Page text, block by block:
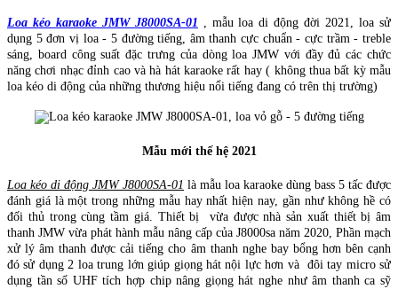
Loa kéo karaoke JMW J8000SA-01 , mẫu loa di động đời 2021, loa sử
dụng 5 đơn vị loa - 5 đường tiếng, âm thanh cực chuẩn - cực trầm - treble
sáng, board công suất đặc trưng của dòng loa JMW với đầy đủ các chức
năng chơi nhạc đỉnh cao và hà hát karaoke rất hay ( không thua bất kỳ mẫu
loa kéo di động của những thương hiệu nổi tiếng đang có trên thị trường)
Mẫu mới thế hệ 2021
Loa kéo di động JMW J8000SA-01 là mẫu loa karaoke dùng bass 5 tấc được
đánh giá là một trong những mẫu hay nhất hiện nay, gần như không hề có
đối thủ trong cùng tầm giá. Thiết bị vừa được nhà sản xuất thiết bị âm
thanh JMW vừa phát hành mẫu nâng cấp của J8000sa năm 2020, Phần mạch
xử lý âm thanh được cải tiếng cho âm thanh nghe bay bổng hơn bên cạnh
đó sử dụng 2 loa trung lớn giúp giọng hát nội lực hơn và đôi tay micro sử
dụng tần số UHF tích hợp chip nâng giọng hát nghe như âm thanh ca sỹ